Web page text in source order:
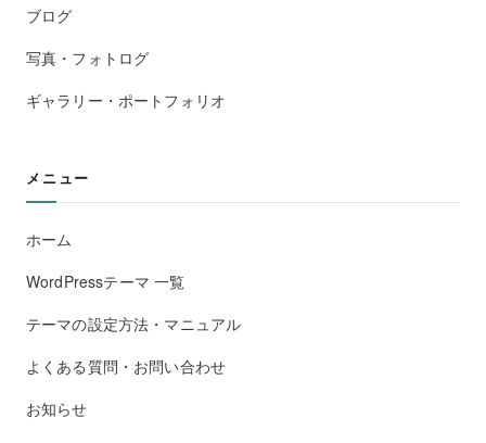
ブログ
写真・フォトログ
ギャラリー・ポートフォリオ
メニュー
ホーム
WordPressテーマ 一覧
テーマの設定方法・マニュアル
よくある質問・お問い合わせ
お知らせ